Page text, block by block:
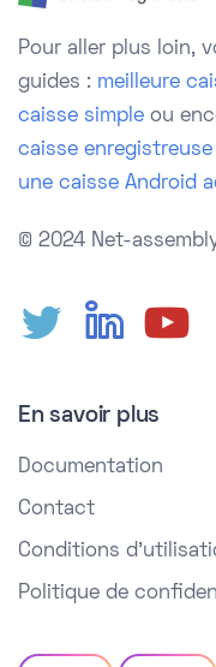
Pour aller plus loin,
guides : meilleure
caisse simple ou
caisse
une caisse Android
© 2024 Net-
En savoir plus
Documentation
Contact
Conditions
Politique de